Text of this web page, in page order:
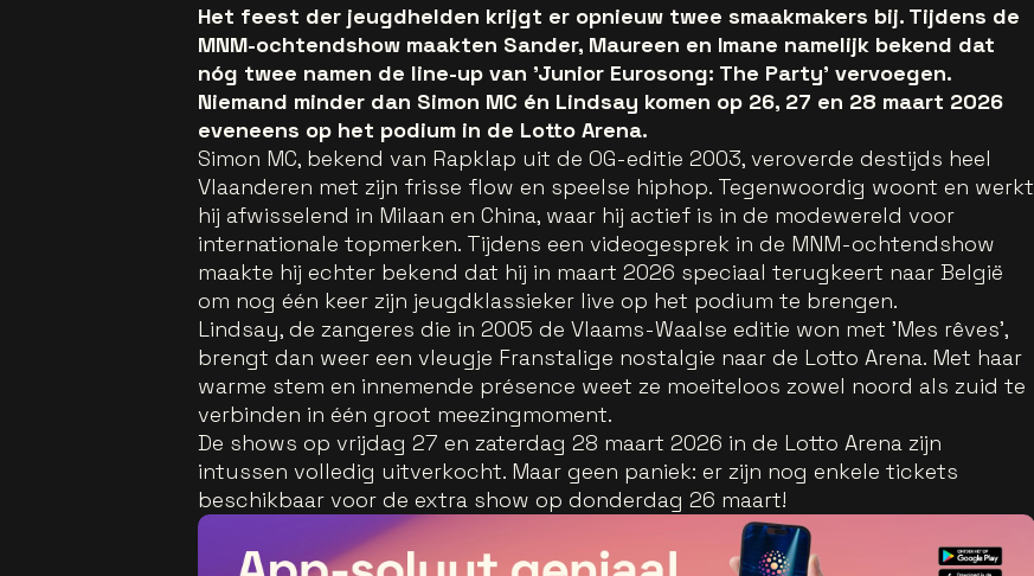
Het feest der jeugdhelden krijgt er opnieuw twee smaakmakers bij. Tijdens de
MNM-ochtendshow maakten Sander, Maureen en Imane namelijk bekend dat
nóg twee namen de line-up van 'Junior Eurosong: The Party' vervoegen.
Niemand minder dan Simon MC én Lindsay komen op 26, 27 en 28 maart 2026
eveneens op het podium in de Lotto Arena.
Simon MC, bekend van Rapklap uit de OG-editie 2003, veroverde destijds heel
Vlaanderen met zijn frisse flow en speelse hiphop. Tegenwoordig woont en werkt
hij afwisselend in Milaan en China, waar hij actief is in de modewereld voor
internationale topmerken. Tijdens een videogesprek in de MNM-ochtendshow
maakte hij echter bekend dat hij in maart 2026 speciaal terugkeert naar België
om nog één keer zijn jeugdklassieker live op het podium te brengen.
Lindsay, de zangeres die in 2005 de Vlaams-Waalse editie won met 'Mes rêves',
brengt dan weer een vleugje Franstalige nostalgie naar de Lotto Arena. Met haar
warme stem en innemende présence weet ze moeiteloos zowel noord als zuid te
verbinden in één groot meezingmoment.
De shows op vrijdag 27 en zaterdag 28 maart 2026 in de Lotto Arena zijn
intussen volledig uitverkocht. Maar geen paniek: er zijn nog enkele tickets
beschikbaar voor de extra show op donderdag 26 maart!